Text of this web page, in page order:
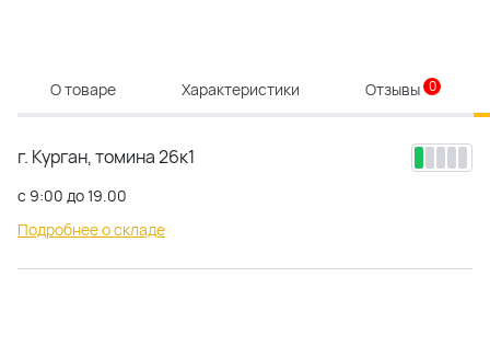
О товаре Характеристики Отзывы 0
г. Курган, томина 26к1
с 9:00 до 19.00
Подробнее о складе